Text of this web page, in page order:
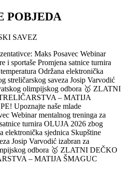
POBJEDA
SAVEZ
Maks Posavec Webinar
i sportaše Promjena satnice turnira
Održana elektronička
streličarskog saveza Josip Varvodić
olimpijskog odbora 🥇 ZLATNI
– MATIJA
Upoznajte naše mlade
Webinar mentalnog treninga za
turnira OLUJA 2026 zbog
elektronička sjednica Skupštine
Josip Varvodić izabran za
odbora 🥇 ZLATNI DEČKO
– MATIJA ŠMAGUC